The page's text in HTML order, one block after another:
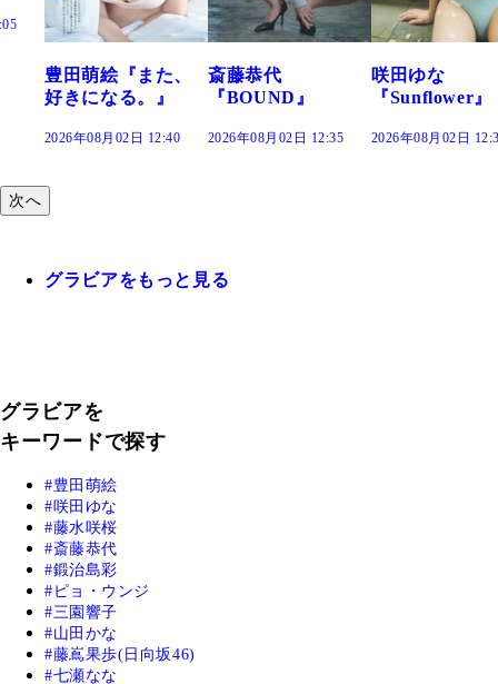
斎藤恭代
『BOUND』
2026年08月02日 12:35
咲田ゆな
『Sunflower』
2026年08月02日 12:30
藤水咲桜『花
だまり』
2026年08月02日
次へ
グラビアをもっと見る
グラビアを
キーワードで探す
豊田萌絵
咲田ゆな
藤水咲桜
斎藤恭代
鍛治島彩
ピョ・ウンジ
三園響子
山田かな
藤嶌果歩(日向坂46)
七瀬なな